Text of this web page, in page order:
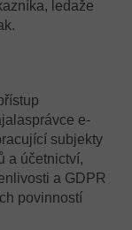
ledaže
e-
subjekty
a účetnictví,
a GDPR
povinností